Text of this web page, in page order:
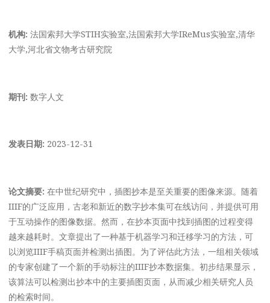
机构: 法国索邦大学STIH实验室,法国索邦大学IReMus实验室,清华
大学,河北省文物考古研究院
期刊: 数字人文
发表日期: 2023-12-31
论文摘要: 在中世纪研究中，插图抄本是至关重要的图像来源。随着
IIIF的广泛应用，古老和新近的数字抄本集可在线访问，并提供可用
于互动操作的图像数据。然而，在抄本页面中找到插图的过程变得
越来越耗时。文章提出了一种基于机器学习和迁移学习的方法，可
以浏览IIIF手稿页面并检测出插图。为了评估此方法，一组相关领域
的专家创建了一个新的手动标注的IIIF抄本数据集。初步结果显示，
该算法可以检测出抄本中的主要插图页面，从而减少相关研究人员
的检索时间。